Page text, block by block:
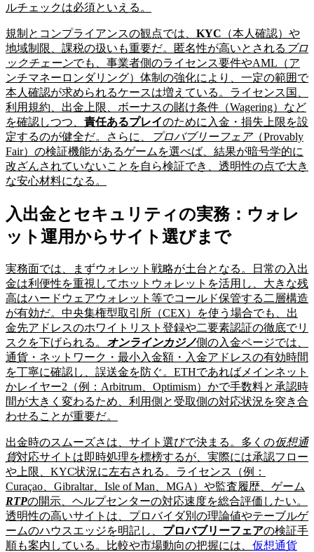
ルチェックは必須といえる。
規制とコンプライアンスの観点では、 KYC （本人確認）や
地域制限、課税の扱いも重要だ。匿名性が高いとされる ブロ
ックチェーンでも、事業者側のライセンス要件やAML（ア
ンチマネーロンダリング）体制の強化により、一定の範囲で
本人確認が求められるケースは増えている。ライセンス国、
利用規約、出金上限、ボーナスの賭け条件（Wagering）など
を確認しつつ、 責任あるプレイのために入金・損失上限を設
定するのが健全だ。さらに、
プロバブリーフェア（Provably
Fair）の検証機能があるゲームを選べば、結果が暗号学的に
改ざんされていないことを自ら検証でき、透明性の点で大き
な安心材料になる。
入出金とセキュリティの実務：ウォレ
ット運用からサイト選びまで
実務面では、まずウォレット戦略が土台となる。日常の入出
金は利便性を重視してホットウォレットを活用し、大きな残
高はハードウェアウォレット等でコールド保管する二層構造
が有効だ。中央集権型取引所（CEX）を使う場合でも、出
金先アドレスのホワイトリスト登録や二要素認証の徹底でリ
スクを下げられる。 オンラインカジノ側の入金ページでは、
通貨・ネットワーク・最小入金額・入金アドレスの有効時間
を丁寧に確認し、誤送金を防ぐ。ETHであればメインネット
かレイヤー2（例：Arbitrum、Optimism）かで手数料と承認時
間が大きく変わるため、利用側と受取側の対応状況を突き合
わせることが重要だ。
出金時のスムーズさは、サイト選びで決まる。多くの仮想通
貨対応サイトは即時処理を標榜するが、実際には承認フロー
や上限、KYC状況に左右される。ライセンス（例：
Curaçao、Gibraltar、Isle of Man、MGA）や監査履歴、ゲーム
RTPの開示、ヘルプセンターの対応速度を総合評価したい。
透明性の高いサイトは、プロバイダ別の理論値やテーブルゲ
ームのハウスエッジを明記し、 プロバブリーフェアの検証手
順も案内している。比較や市場動向の把握には、 仮想通貨